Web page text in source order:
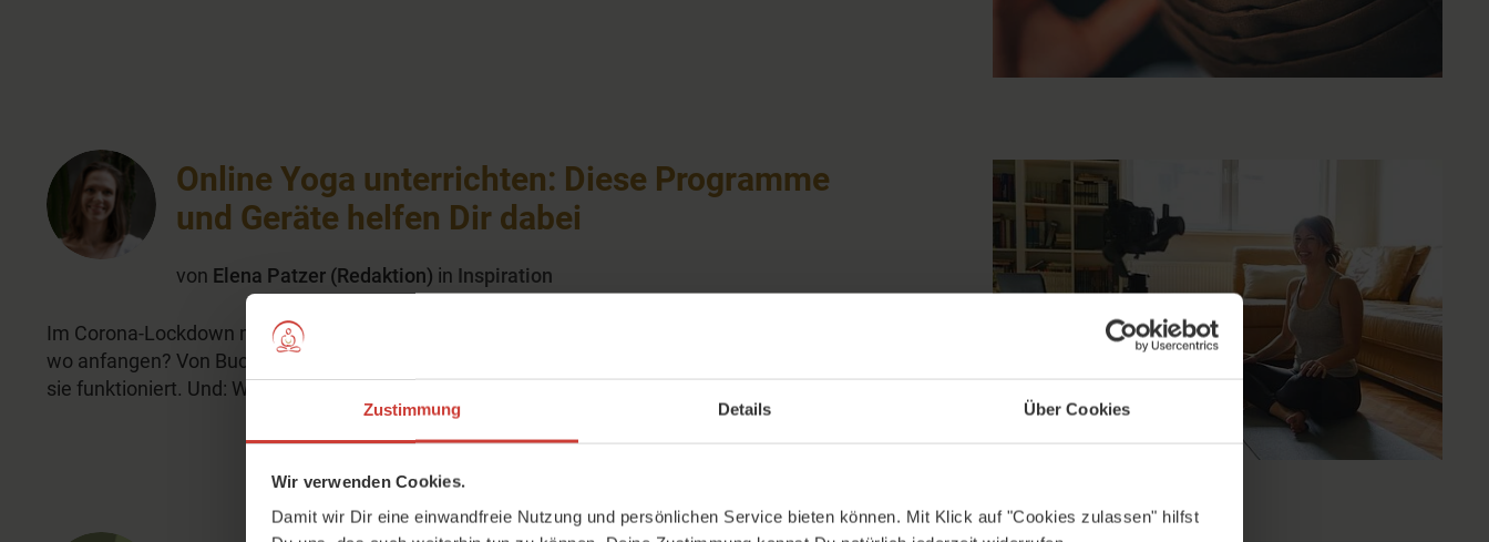
Zustimmung Details Über Cookies
Wir verwenden Cookies.
Damit wir Dir eine einwandfreie Nutzung und persönlichen Service bieten können. Mit Klick auf "Cookies zulassen" hilfst
Online Yoga unterrichten: Diese Programme
und Geräte helfen Dir dabei
von Elena Patzer (Redaktion) in Inspiration
Im Corona-Lockdown möchten viele Yogalehrer:innen ihren Unterricht online anbieten. Aber
wo anfangen? Von Buchungssystem bis Mikrofon - hier erzählen drei Lehrerinnen, was für
sie funktioniert. Und: Wie schaut es mit dem Datenschutz aus?